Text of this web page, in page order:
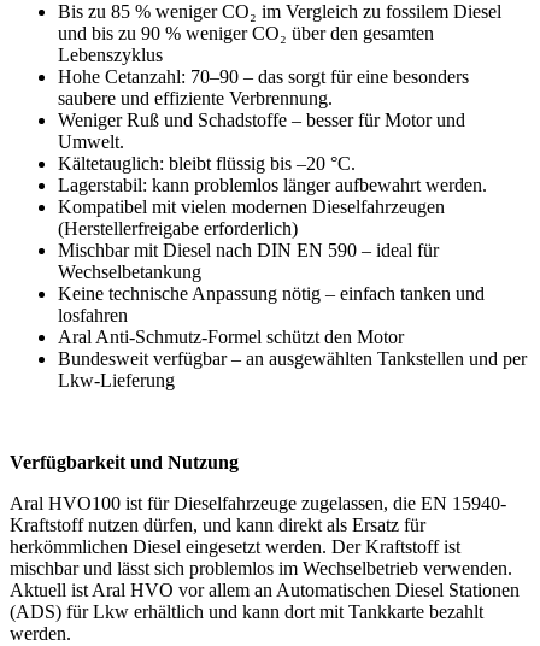
Bis zu 85 % weniger CO₂ im Vergleich zu fossilem Diesel
und bis zu 90 % weniger CO₂ über den gesamten
Lebenszyklus
Hohe Cetanzahl: 70–90 – das sorgt für eine besonders
saubere und effiziente Verbrennung.
Weniger Ruß und Schadstoffe – besser für Motor und
Umwelt.
Kältetauglich: bleibt flüssig bis –20 °C.
Lagerstabil: kann problemlos länger aufbewahrt werden.
Kompatibel mit vielen modernen Dieselfahrzeugen
(Herstellerfreigabe erforderlich)
Mischbar mit Diesel nach DIN EN 590 – ideal für
Wechselbetankung
Keine technische Anpassung nötig – einfach tanken und
losfahren
Aral Anti-Schmutz-Formel schützt den Motor
Bundesweit verfügbar – an ausgewählten Tankstellen und per
Lkw-Lieferung
Verfügbarkeit und Nutzung
Aral HVO100 ist für Dieselfahrzeuge zugelassen, die EN 15940-
Kraftstoff nutzen dürfen, und kann direkt als Ersatz für
herkömmlichen Diesel eingesetzt werden. Der Kraftstoff ist
mischbar und lässt sich problemlos im Wechselbetrieb verwenden.
Aktuell ist Aral HVO vor allem an Automatischen Diesel Stationen
(ADS) für Lkw erhältlich und kann dort mit Tankkarte bezahlt
werden.